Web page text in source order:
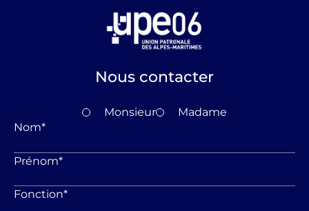
Nous contacter
Monsieur
Madame
Nom*
Prénom*
Fonction*